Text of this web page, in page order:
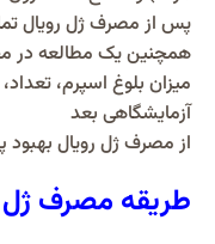
پس از مصرف ژل رویال
همچنین یک مطالعه در
آزمایشگاهی بعد
از مصرف ژل رویال بهبود
طریقه مصرف ژل